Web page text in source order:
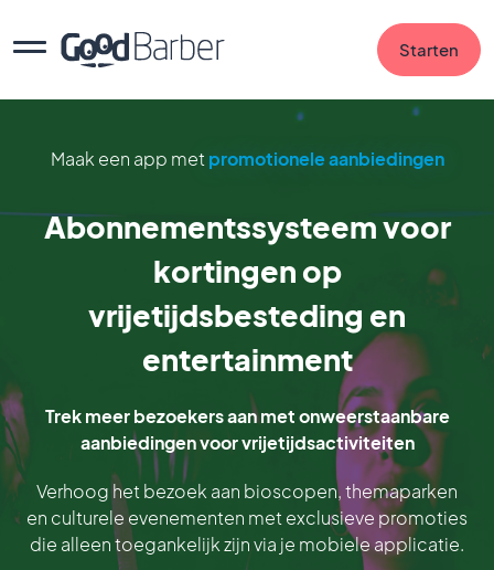
Starten
Maak een app met promotionele aanbiedingen
Abonnementssysteem voor
kortingen op
vrijetijdsbesteding en
entertainment
Trek meer bezoekers aan met onweerstaanbare
aanbiedingen voor vrijetijdsactiviteiten
Verhoog het bezoek aan bioscopen, themaparken
en culturele evenementen met exclusieve promoties
die alleen toegankelijk zijn via je mobiele applicatie.